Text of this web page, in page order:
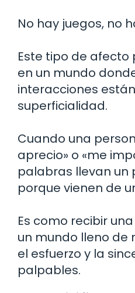
No hay juegos, no
Este tipo de afecto
en un mundo
interacciones
superficialidad.
Cuando una
aprecio» o «me
palabras llevan un
porque vienen de
Es como recibir
un mundo lleno de
el esfuerzo y la
palpables.